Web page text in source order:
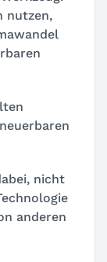
nutzen,
nicht
anderen